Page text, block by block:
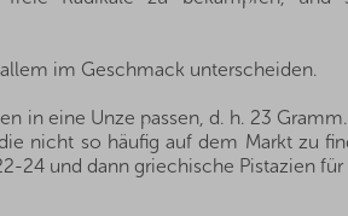
im Geschmack unterscheiden.
in eine Unze passen, d. h. 23
nicht so häufig auf dem Markt zu
24 und dann griechische Pistazien